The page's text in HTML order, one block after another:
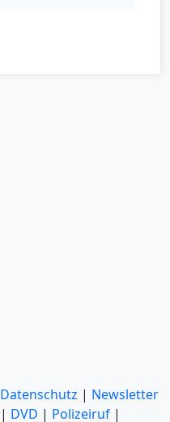
Datenschutz | Newsletter
| DVD | Polizeiruf |